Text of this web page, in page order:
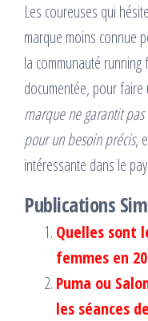
Les coureuses qui
marque moins connue
la communauté
documentée, pour faire
marque ne garantit
pour un besoin précis,
intéressante dans le
Publications
Quelles sont
femmes en
Puma ou
les séances